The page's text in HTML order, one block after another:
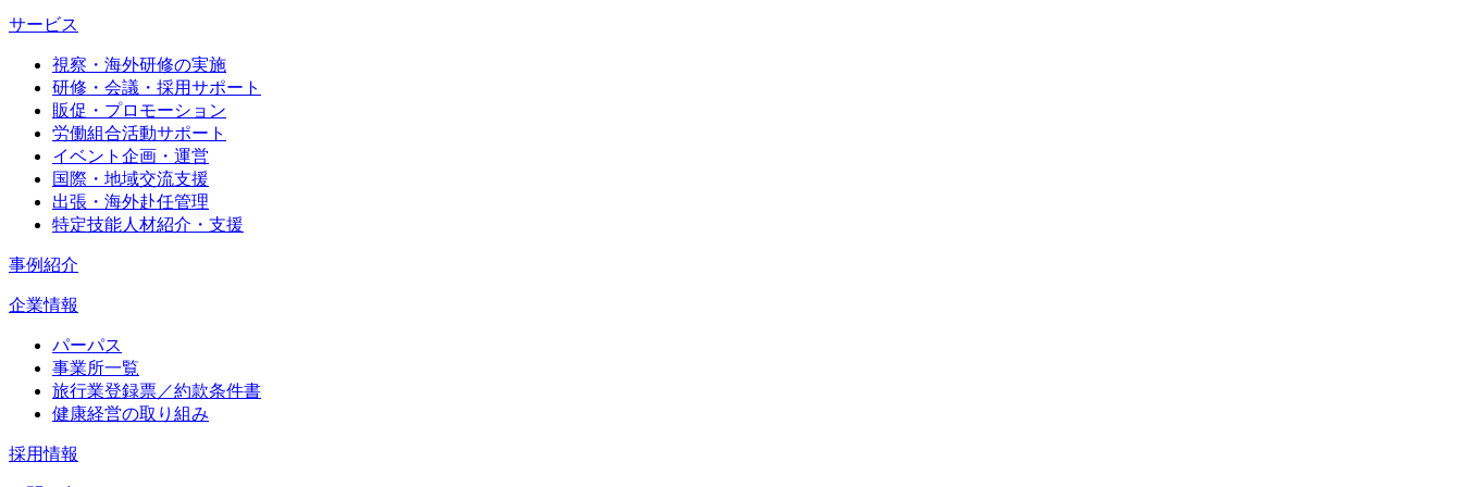
サービス
視察・海外研修の実施
研修・会議・採用サポート
販促・プロモーション
労働組合活動サポート
イベント企画・運営
国際・地域交流支援
出張・海外赴任管理
特定技能人材紹介・支援
事例紹介
企業情報
パーパス
事業所一覧
旅行業登録票／約款条件書
健康経営の取り組み
採用情報